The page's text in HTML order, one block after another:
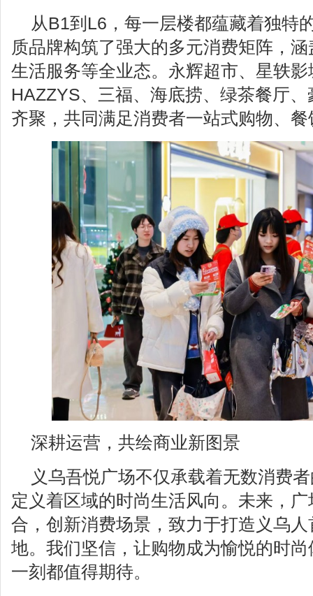
从B1到L6，每一层楼都蕴藏着独特
质品牌构筑了强大的多元消费矩阵，
生活服务等全业态。永辉超市、星轶
HAZZYS、三福、海底捞、绿茶餐厅
齐聚，共同满足消费者一站式购物、
深耕运营，共绘商业新图景
义乌吾悦广场不仅承载着无数消费
定义着区域的时尚生活风向。未来，
合，创新消费场景，致力于打造义乌
地。我们坚信，让购物成为愉悦的时
一刻都值得期待。